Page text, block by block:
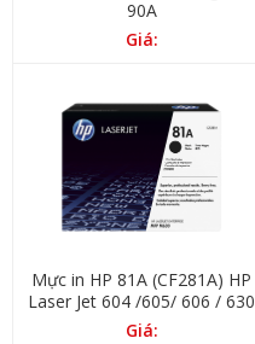
90A
Giá:
Mực in HP 81A (CF281A) HP
Laser Jet 604 /605/ 606 / 630
Giá: